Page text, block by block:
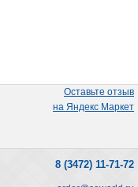
Оставьте отзыв
на Яндекс Маркет
8 (3472) 11-71-72